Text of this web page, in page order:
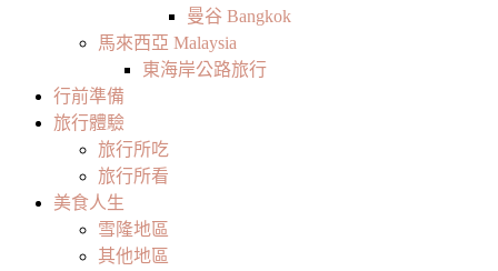
曼谷 Bangkok
馬來西亞 Malaysia
東海岸公路旅行
行前準備
旅行體驗
旅行所吃
旅行所看
美食人生
雪隆地區
其他地區